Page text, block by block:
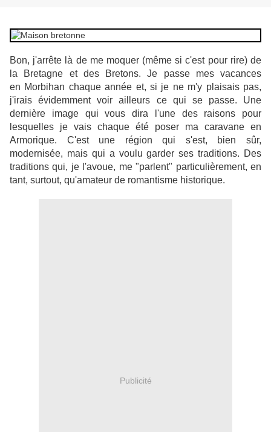
Bon, j'arrête là de me moquer (même si c'est pour rire) de
la Bretagne et des Bretons. Je passe mes vacances
en Morbihan chaque année et, si je ne m'y plaisais pas,
j'irais évidemment voir ailleurs ce qui se passe. Une
dernière image qui vous dira l'une des raisons pour
lesquelles je vais chaque été poser ma caravane en
Armorique. C'est une région qui s'est, bien sûr,
modernisée, mais qui a voulu garder ses traditions. Des
traditions qui, je l'avoue, me "parlent" particulièrement, en
tant, surtout, qu'amateur de romantisme historique.
Publicité